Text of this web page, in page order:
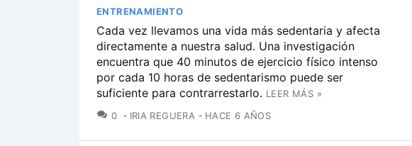
ENTRENAMIENTO
Cada vez llevamos una vida más sedentaria y afecta
directamente a nuestra salud. Una investigación
encuentra que 40 minutos de ejercicio físico intenso
por cada 10 horas de sedentarismo puede ser
suficiente para contrarrestarlo. LEER MÁS »
0 COMENTARIOS
IRIA REGUERA HACE 6 AÑOS